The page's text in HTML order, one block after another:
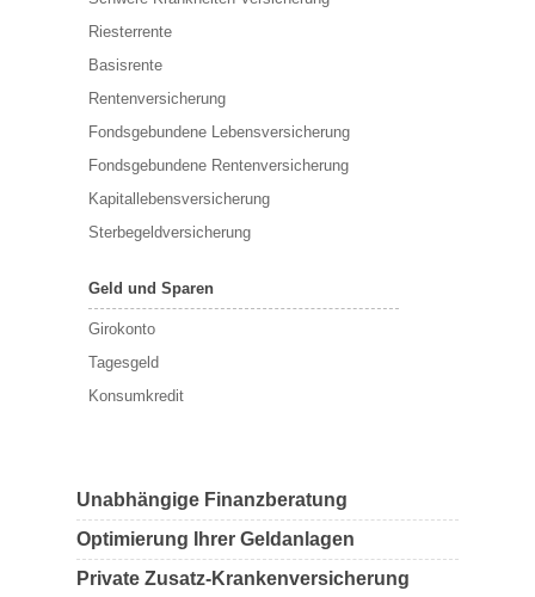
Riesterrente
Basisrente
Rentenversicherung
Fondsgebundene Lebensversicherung
Fondsgebundene Rentenversicherung
Kapitallebensversicherung
Sterbegeldversicherung
Geld und Sparen
Girokonto
Tagesgeld
Konsumkredit
Unabhängige Finanzberatung
Optimierung Ihrer Geldanlagen
Private Zusatz-Krankenversicherung